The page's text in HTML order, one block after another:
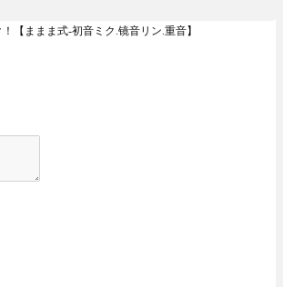
【ままま式-初音ミク.镜音リン.重音】